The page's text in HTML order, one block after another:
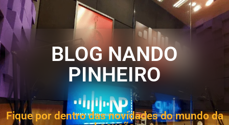
BLOG NANDO
PINHEIRO
Fique por dentro das novidades do mundo da